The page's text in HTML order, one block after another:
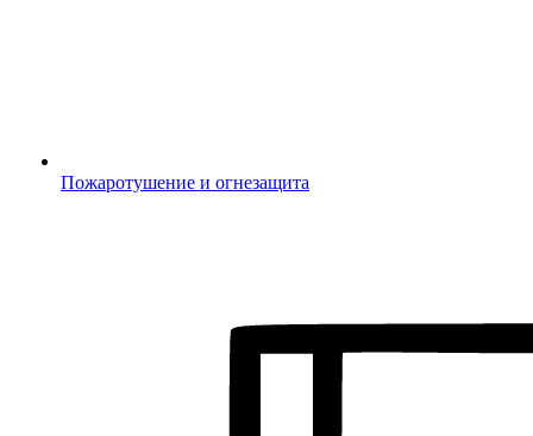
Пожаротушение и огнезащита